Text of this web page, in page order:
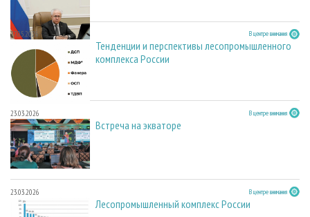
27.05.2026 В центре внимания
Тенденции и перспективы лесопромышленного
комплекса России
23.03.2026 В центре внимания
Встреча на экваторе
23.03.2026 В центре внимания
Лесопромышленный комплекс России